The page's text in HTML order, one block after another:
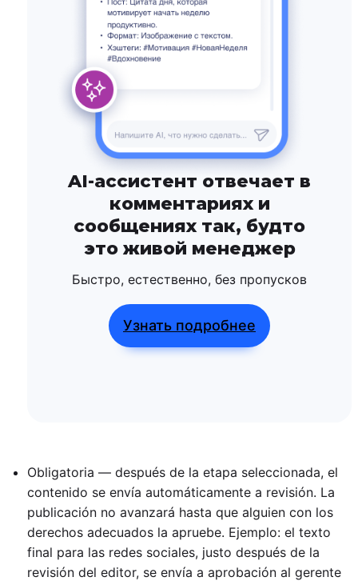
AI-ассистент отвечает в
комментариях и
сообщениях так, будто
это живой менеджер
Быстро, естественно, без пропусков
Узнать подробнее
Obligatoria — después de la etapa seleccionada, el
contenido se envía automáticamente a revisión. La
publicación no avanzará hasta que alguien con los
derechos adecuados la apruebe. Ejemplo: el texto
final para las redes sociales, justo después de la
revisión del editor, se envía a aprobación al gerente